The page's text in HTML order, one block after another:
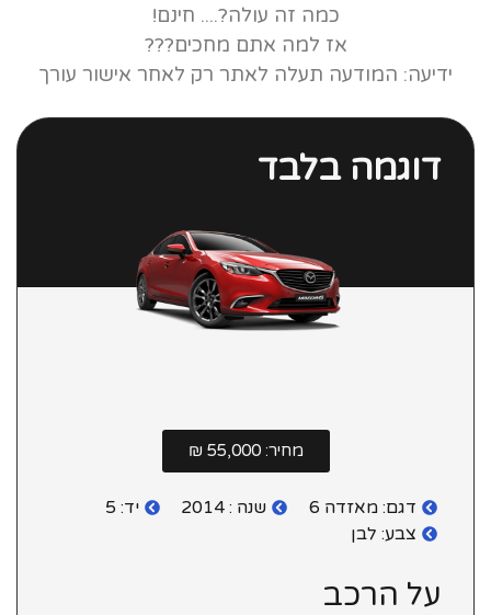
כמה זה עולה?.... חינם!
אז למה אתם מחכים???
ידיעה: המודעה תעלה לאתר רק לאחר אישור עורך
דוגמה בלבד
מחיר: 55,000 ₪
דגם: מאזדה 6 שנה : 2014
יד: 5
צבע: לבן
על הרכב